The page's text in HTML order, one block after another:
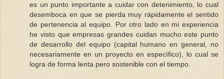
es un punto importante a cuidar con detenimiento, lo cual
desemboca en que se pierda muy rápidamente el sentido
de pertenencia al equipo. Por otro lado en mi experiencia
he visto que empresas grandes cuidan mucho este punto
de desarrollo del equipo (capital humano en general, no
necesariamente en un proyecto en específico), lo cual se
logra de forma lenta pero sostenible con el tiempo.